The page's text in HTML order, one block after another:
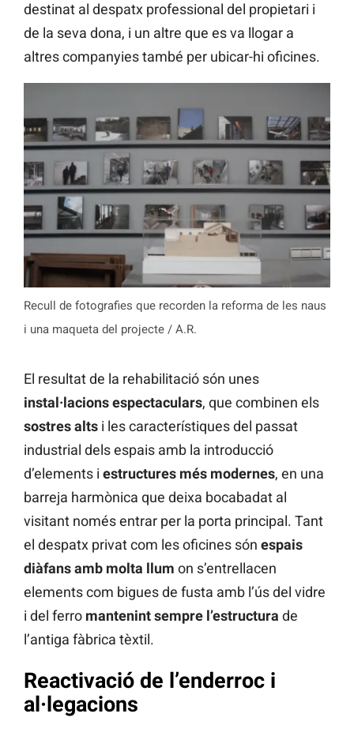
destinat al despatx professional del propietari i
de la seva dona, i un altre que es va llogar a
altres companyies també per ubicar-hi oficines.
Recull de fotografies que recorden la reforma de les naus
i una maqueta del projecte / A.R.
El resultat de la rehabilitació són unes
instal·lacions espectaculars, que combinen els
sostres alts i les característiques del passat
industrial dels espais amb la introducció
d’elements i estructures més modernes, en una
barreja harmònica que deixa bocabadat al
visitant només entrar per la porta principal. Tant
el despatx privat com les oficines són espais
diàfans amb molta llum on s’entrellacen
elements com bigues de fusta amb l’ús del vidre
i del ferro mantenint sempre l’estructura de
l’antiga fàbrica tèxtil.
Reactivació de l’enderroc i
al·legacions